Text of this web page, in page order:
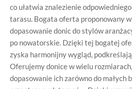
co ułatwia znalezienie
tarasu. Bogata oferta proponowany
dopasowanie donic do stylów
po nowatorskie. Dzięki tej bogatej
zyska harmonijny wygląd,
Oferujemy donice w wielu
dopasowanie ich zarówno do małych